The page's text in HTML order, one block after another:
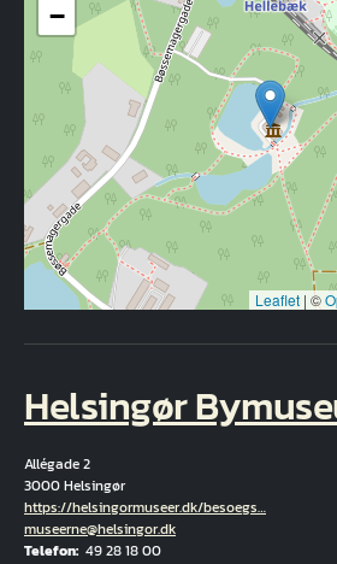
−
Leaflet | ©
Helsingør
Allégade 2
3000 Helsingør
Hjemmeside
https://helsingormuseer.dk/besoegs…
E-Mail
museerne@helsingor.dk
Telefon 49 28 18 00